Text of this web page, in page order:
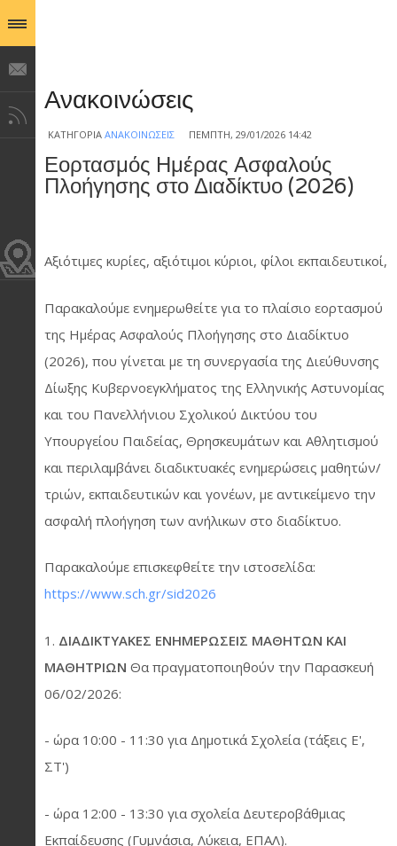
Ανακοινώσεις
ΚΑΤΗΓΟΡΊΑ ΑΝΑΚΟΙΝΏΣΕΙΣ ΠΈΜΠΤΗ, 29/01/2026 14:42
Εορτασμός Ημέρας Ασφαλούς
Πλοήγησης στο Διαδίκτυο (2026)
Αξιότιμες κυρίες, αξιότιμοι κύριοι, φίλοι εκπαιδευτικοί,
Παρακαλούμε ενημερωθείτε για το πλαίσιο εορτασμού
της Ημέρας Ασφαλούς Πλοήγησης στο Διαδίκτυο
(2026), που γίνεται με τη συνεργασία της Διεύθυνσης
Δίωξης Κυβερνοεγκλήματος της Ελληνικής Αστυνομίας
και του Πανελλήνιου Σχολικού Δικτύου του
Υπουργείου Παιδείας, Θρησκευμάτων και Αθλητισμού
και περιλαμβάνει διαδικτυακές ενημερώσεις μαθητών/
τριών, εκπαιδευτικών και γονέων, με αντικείμενο την
ασφαλή πλοήγηση των ανήλικων στο διαδίκτυο.
Παρακαλούμε επισκεφθείτε την ιστοσελίδα:
https://www.sch.gr/sid2026
1. ΔΙΑΔΙΚΤΥΑΚΕΣ ΕΝΗΜΕΡΩΣΕΙΣ ΜΑΘΗΤΩΝ ΚΑΙ
ΜΑΘΗΤΡΙΩΝ Θα πραγματοποιηθούν την Παρασκευή
06/02/2026:
- ώρα 10:00 - 11:30 για Δημοτικά Σχολεία (τάξεις Ε',
ΣΤ')
- ώρα 12:00 - 13:30 για σχολεία Δευτεροβάθμιας
Εκπαίδευσης (Γυμνάσια, Λύκεια, ΕΠΑΛ).